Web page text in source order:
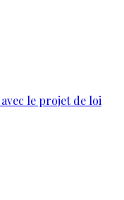
le projet de loi